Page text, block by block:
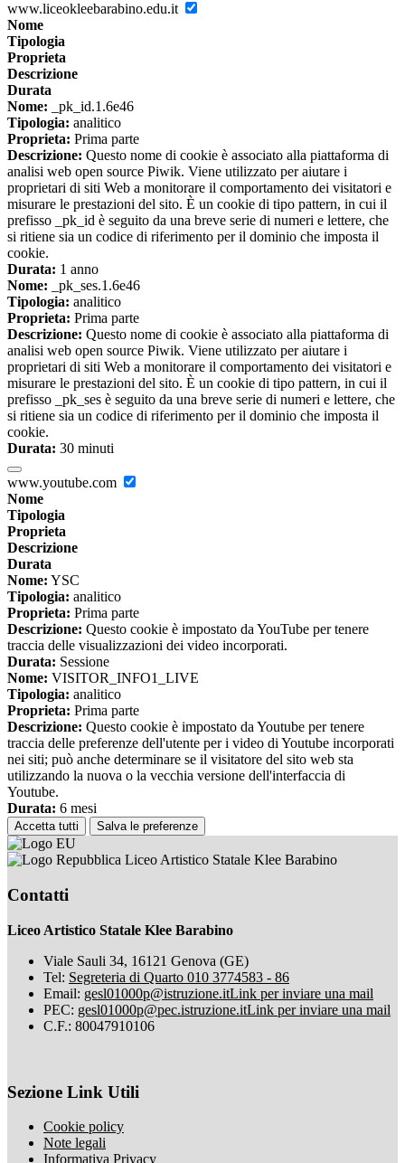
www.liceokleebarabino.edu.it
Nome
Tipologia
Proprieta
Descrizione
Durata
Nome: _pk_id.1.6e46
Tipologia: analitico
Proprieta: Prima parte
Descrizione: Questo nome di cookie è associato alla piattaforma di
analisi web open source Piwik. Viene utilizzato per aiutare i
proprietari di siti Web a monitorare il comportamento dei visitatori e
misurare le prestazioni del sito. È un cookie di tipo pattern, in cui il
prefisso _pk_id è seguito da una breve serie di numeri e lettere, che
si ritiene sia un codice di riferimento per il dominio che imposta il
cookie.
Durata: 1 anno
Nome: _pk_ses.1.6e46
Tipologia: analitico
Proprieta: Prima parte
Descrizione: Questo nome di cookie è associato alla piattaforma di
analisi web open source Piwik. Viene utilizzato per aiutare i
proprietari di siti Web a monitorare il comportamento dei visitatori e
misurare le prestazioni del sito. È un cookie di tipo pattern, in cui il
prefisso _pk_ses è seguito da una breve serie di numeri e lettere, che
si ritiene sia un codice di riferimento per il dominio che imposta il
cookie.
Durata: 30 minuti
www.youtube.com
Nome
Tipologia
Proprieta
Descrizione
Durata
Nome: YSC
Tipologia: analitico
Proprieta: Prima parte
Descrizione: Questo cookie è impostato da YouTube per tenere
traccia delle visualizzazioni dei video incorporati.
Durata: Sessione
Nome: VISITOR_INFO1_LIVE
Tipologia: analitico
Proprieta: Prima parte
Descrizione: Questo cookie è impostato da Youtube per tenere
traccia delle preferenze dell'utente per i video di Youtube incorporati
nei siti; può anche determinare se il visitatore del sito web sta
utilizzando la nuova o la vecchia versione dell'interfaccia di
Youtube.
Durata: 6 mesi
Accetta tutti Salva le preferenze
Liceo Artistico Statale Klee Barabino
Contatti
Liceo Artistico Statale Klee Barabino
Viale Sauli 34, 16121 Genova (GE)
Tel: Segreteria di Quarto 010 3774583 - 86
Email: gesl01000p@istruzione.itLink per inviare una mail
PEC: gesl01000p@pec.istruzione.itLink per inviare una mail
C.F.: 80047910106
Sezione Link Utili
Cookie policy
Note legali
Informativa Privacy